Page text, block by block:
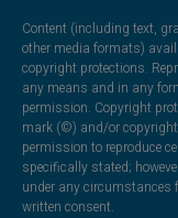
Content (including text,
other media formats)
copyright protections.
any means and in any
permission. Copyright
mark (©) and/or copyright
permission to reproduce
specifically stated;
under any circumstances
written consent.